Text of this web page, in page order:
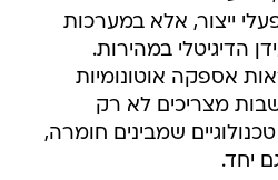
ייצור, אלא במערכות
הדיגיטלי במהירות.
אספקה אוטונומיות
מצריכים לא רק
שמבינים חומרה,
יחד.